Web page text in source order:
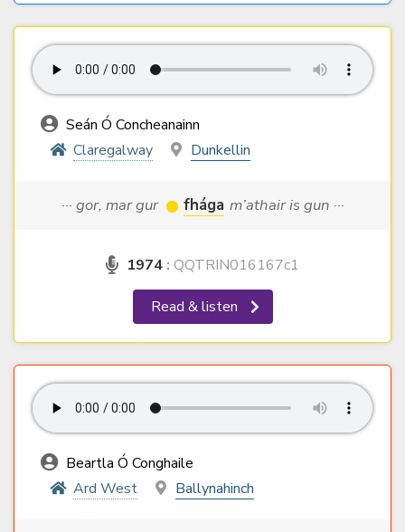
Seán Ó Concheanainn
Claregalway
Dunkellin
··· gor, mar gur fhága m’athair is gun ···
1974 : QQTRIN016167c1
Read & listen
Beartla Ó Conghaile
Ard West
Ballynahinch